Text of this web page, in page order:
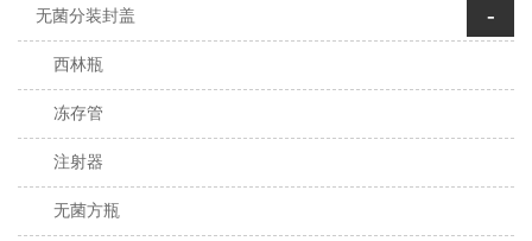
无菌分装封盖 -
西林瓶
冻存管
注射器
无菌方瓶